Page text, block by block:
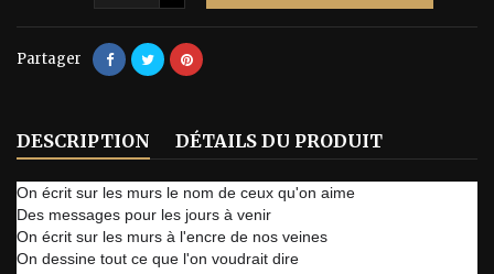
Partager
DESCRIPTION DÉTAILS DU PRODUIT
On écrit sur les murs le nom de ceux qu'on aime
Des messages pour les jours à venir
On écrit sur les murs à l'encre de nos veines
On dessine tout ce que l'on voudrait dire